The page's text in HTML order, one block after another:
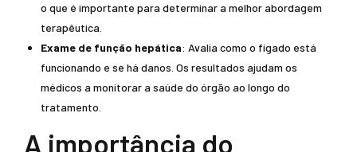
o que é importante para determinar a melhor abordagem
terapêutica.
Exame de função hepática: Avalia como o fígado está
funcionando e se há danos. Os resultados ajudam os
médicos a monitorar a saúde do órgão ao longo do
tratamento.
A importância do